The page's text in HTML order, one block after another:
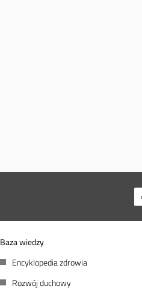
Baza wiedzy
Encyklopedia zdrowia
Rozwój duchowy